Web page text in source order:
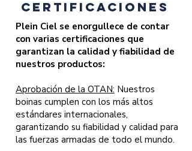
Certificaciones
Plein Ciel se enorgullece de contar
con varias certificaciones que
garantizan la calidad y fiabilidad de
nuestros productos:
Aprobación de la OTAN: Nuestros
boinas cumplen con los más altos
estándares internacionales,
garantizando su fiabilidad y calidad para
las fuerzas armadas de todo el mundo.